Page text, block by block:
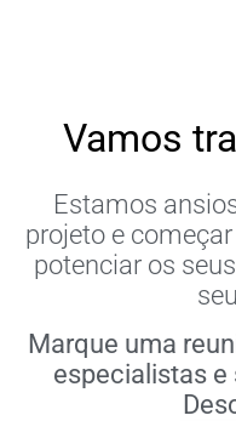
Vamos
Estamos
projeto e
potenciar os
Marque uma
especialistas